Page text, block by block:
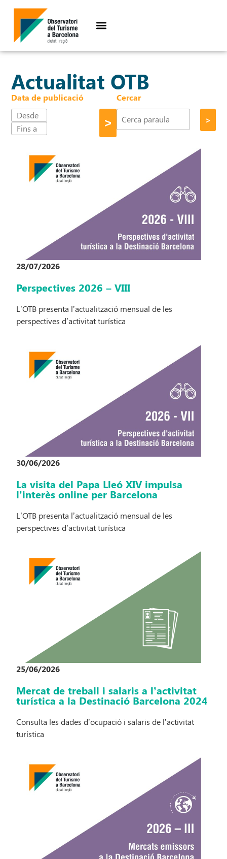
Actualitat OTB
Data de publicació
>
Cercar
>
28/07/2026
Perspectives 2026 – VIII
L’OTB presenta l’actualització mensual de les
perspectives d’activitat turística
30/06/2026
La visita del Papa Lleó XIV impulsa
l’interès online per Barcelona
L’OTB presenta l’actualització mensual de les
perspectives d’activitat turística
25/06/2026
Mercat de treball i salaris a l’activitat
turística a la Destinació Barcelona 2024
Consulta les dades d’ocupació i salaris de l’activitat
turística